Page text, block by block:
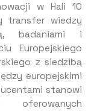
w Hali 10
transfer wiedzy
badaniami i
Europejskiego
z siedzibą
europejskimi
stanowi